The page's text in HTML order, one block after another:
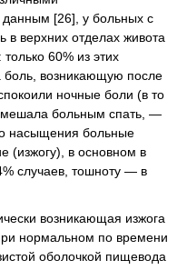
данным [26], у больных с
в верхних отделах живота
60% из этих
возникающую после
ночные боли (в то
мешала больным спать, —
насыщения больные
(изжогу), в основном в
случаев, тошноту — в
возникающая изжога
нормальном по времени
оболочкой пищевода